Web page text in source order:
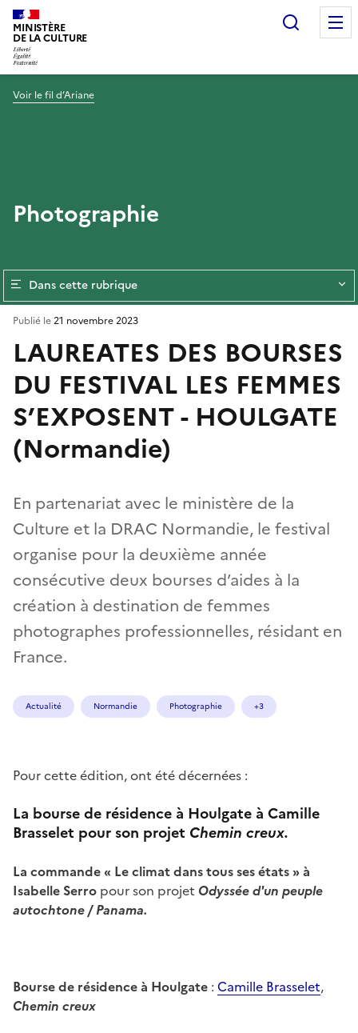
MINISTÈRE
DE LA CULTURE
Voir le fil d’Ariane
Photographie
Dans cette rubrique
LAUREATES DES BOURSES
DU FESTIVAL LES FEMMES
S’EXPOSENT - HOULGATE
(Normandie)
En partenariat avec le ministère de la
Culture et la DRAC Normandie, le festival
organise pour la deuxième année
consécutive deux bourses d’aides à la
création à destination de femmes
photographes professionnelles, résidant en
France.
Publié le21 novembre 2023
Actualité Normandie Photographie +3
Pour cette édition, ont été décernées :
La bourse de résidence à Houlgate à Camille
Brasselet pour son projet Chemin creux.
La commande « Le climat dans tous ses états » à
Isabelle Serro pour son projet Odyssée d'un peuple
autochtone / Panama.
Bourse de résidence à Houlgate : Camille Brasselet,
Chemin creux